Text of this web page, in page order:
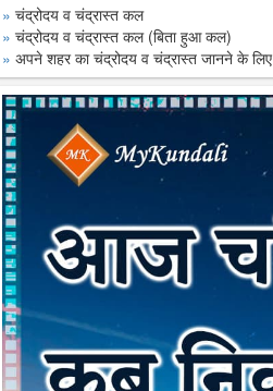
» चंद्रोदय व चंद्रास्त कल
» चंद्रोदय व चंद्रास्त कल (बिता हुआ कल)
» अपने शहर का चंद्रोदय व चंद्रास्त जानने के लिए